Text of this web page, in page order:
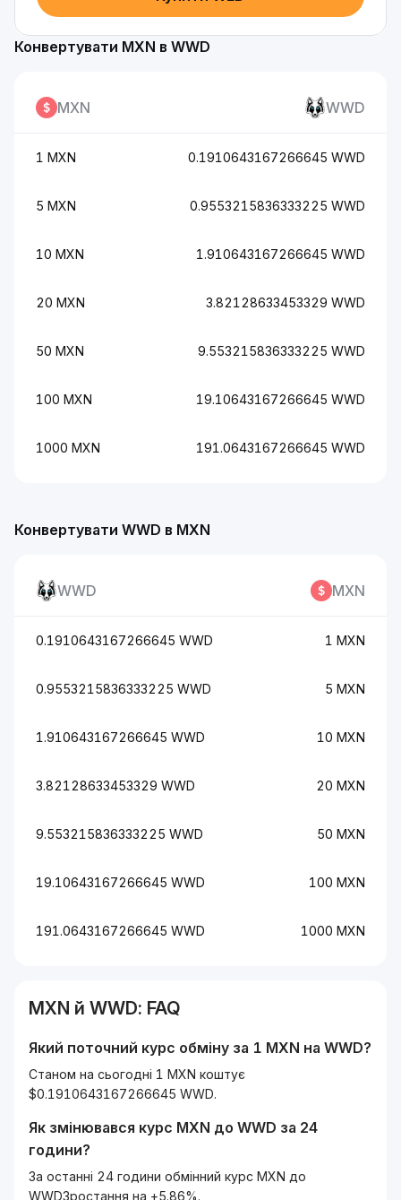
Конвертувати WWD в MXN
WWD MXN
0.1910643167266645 WWD 1 MXN
0.9553215836333225 WWD 5 MXN
1.910643167266645 WWD 10 MXN
3.82128633453329 WWD 20 MXN
9.553215836333225 WWD 50 MXN
19.10643167266645 WWD 100 MXN
191.0643167266645 WWD 1000 MXN
Конвертувати MXN в WWD
MXN WWD
1 MXN 0.1910643167266645 WWD
5 MXN 0.9553215836333225 WWD
10 MXN 1.910643167266645 WWD
20 MXN 3.82128633453329 WWD
50 MXN 9.553215836333225 WWD
100 MXN 19.10643167266645 WWD
1000 MXN 191.0643167266645 WWD
MXN й WWD: FAQ
Який поточний курс обміну за 1 MXN на WWD?
Станом на сьогодні 1 MXN коштує
$0.1910643167266645 WWD.
Як змінювався курс MXN до WWD за 24
години?
За останні 24 години обмінний курс MXN до
WWDЗростання на +5.86%.